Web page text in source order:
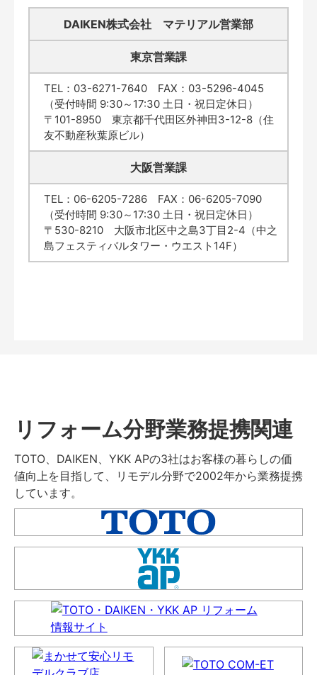
DAIKEN株式会社 マテリアル営業部
東京営業課
TEL：03-6271-7640 FAX：03-5296-4045
（受付時間 9:30～17:30 土日・祝日定休日）
〒101-8950 東京都千代田区外神田3-12-8（住
友不動産秋葉原ビル）
大阪営業課
TEL：06-6205-7286 FAX：06-6205-7090
（受付時間 9:30～17:30 土日・祝日定休日）
〒530-8210 大阪市北区中之島3丁目2-4（中之
島フェスティバルタワー・ウエスト14F）
リフォーム分野業務提携関連
TOTO、DAIKEN、YKK APの3社はお客様の暮らしの価
値向上を目指して、リモデル分野で2002年から業務提携
しています。